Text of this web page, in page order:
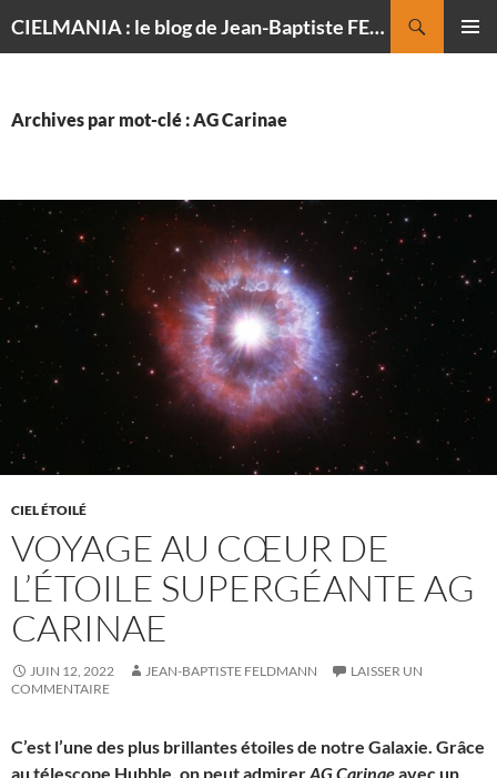
CIELMANIA : le blog de Jean-Baptiste FELDMANN, photographe du ciel
Archives par mot-clé : AG Carinae
CIEL ÉTOILÉ
VOYAGE AU CŒUR DE
L’ÉTOILE SUPERGÉANTE AG
CARINAE
JUIN 12, 2022 JEAN-BAPTISTE FELDMANN
LAISSER UN
COMMENTAIRE
C’est l’une des plus brillantes étoiles de notre Galaxie. Grâce
au télescope Hubble, on peut admirerAG Carinaeavec un